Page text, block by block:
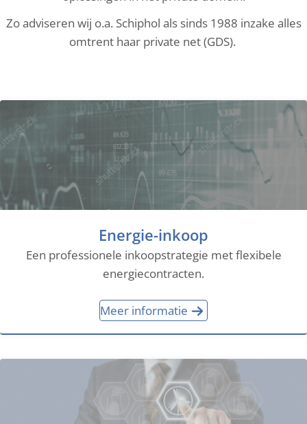
Zo adviseren wij o.a. Schiphol als sinds 1988 inzake alles
omtrent haar private net (GDS).
Energie-inkoop
Een professionele inkoopstrategie met flexibele
energiecontracten.
Meer informatie